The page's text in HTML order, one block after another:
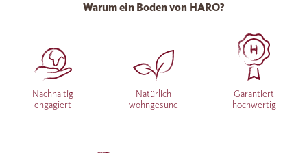
Warum ein Boden von HARO?
Nachhaltig
engagiert
Natürlich
wohngesund
Garantiert
hochwertig